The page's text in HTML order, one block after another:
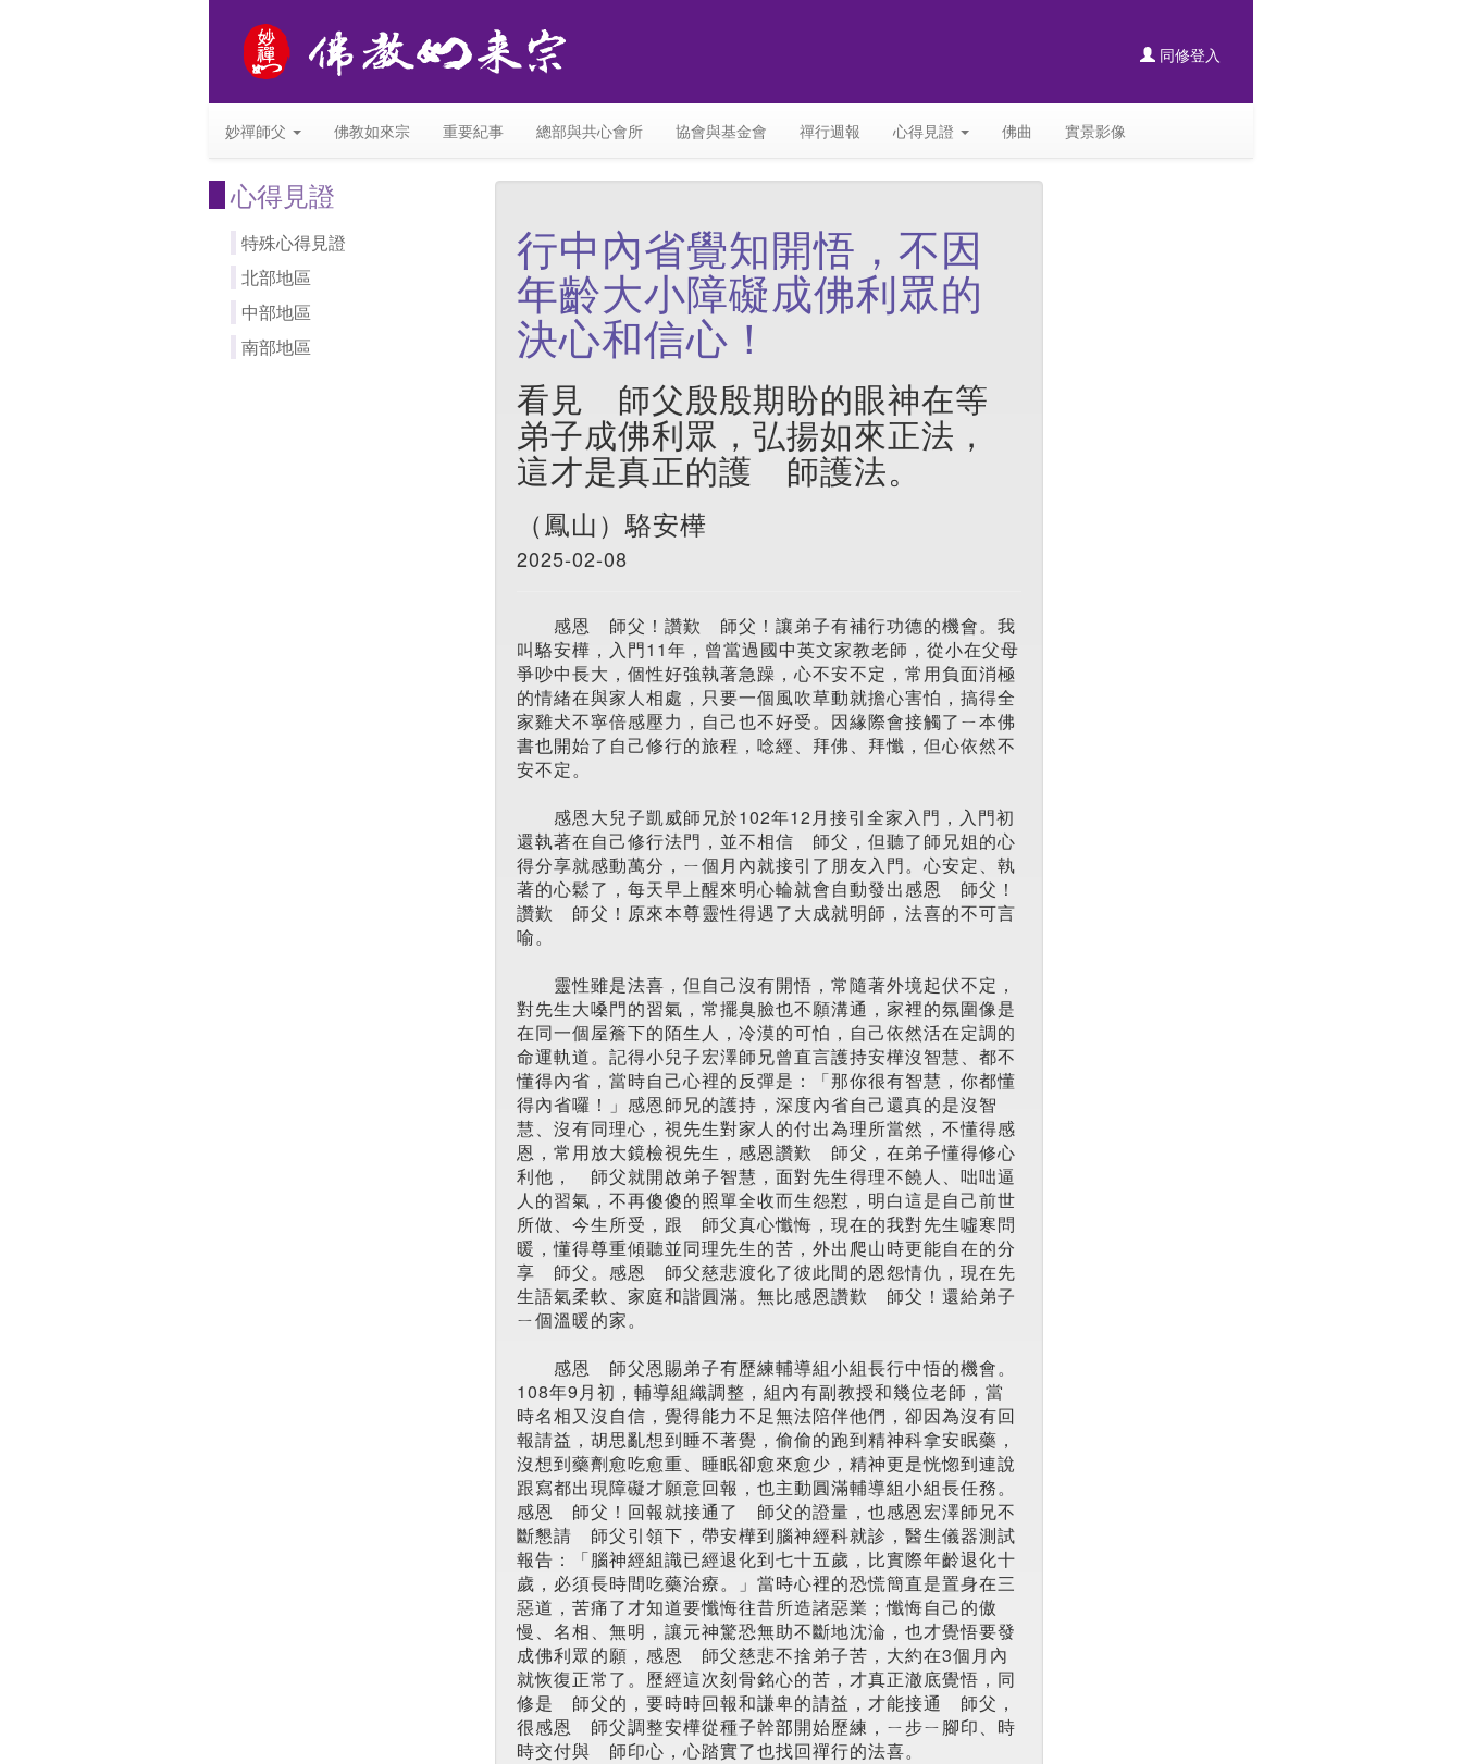
同修登入
妙禪師父 佛教如來宗 重要紀事 總部與共心會所 協會與基金會 禪行週報 心得見證 佛曲 實景影像
心得見證
特殊心得見證
北部地區
中部地區
南部地區
行中內省覺知開悟，不因
年齡大小障礙成佛利眾的
決心和信心！
看見 師父殷殷期盼的眼神在等
弟子成佛利眾，弘揚如來正法，
這才是真正的護 師護法。
（鳳山）駱安樺
2025-02-08
感恩 師父！讚歎 師父！讓弟子有補行功德的機會。我
叫駱安樺，入門11年，曾當過國中英文家教老師，從小在父母
爭吵中長大，個性好強執著急躁，心不安不定，常用負面消極
的情緒在與家人相處，只要一個風吹草動就擔心害怕，搞得全
家雞犬不寧倍感壓力，自己也不好受。因緣際會接觸了ㄧ本佛
書也開始了自己修行的旅程，唸經、拜佛、拜懺，但心依然不
安不定。
感恩大兒子凱威師兄於102年12月接引全家入門，入門初
還執著在自己修行法門，並不相信 師父，但聽了師兄姐的心
得分享就感動萬分，ㄧ個月內就接引了朋友入門。心安定、執
著的心鬆了，每天早上醒來明心輪就會自動發出感恩 師父！
讚歎 師父！原來本尊靈性得遇了大成就明師，法喜的不可言
喻。
靈性雖是法喜，但自己沒有開悟，常隨著外境起伏不定，
對先生大嗓門的習氣，常擺臭臉也不願溝通，家裡的氛圍像是
在同一個屋簷下的陌生人，冷漠的可怕，自己依然活在定調的
命運軌道。記得小兒子宏澤師兄曾直言護持安樺沒智慧、都不
懂得內省，當時自己心裡的反彈是：「那你很有智慧，你都懂
得內省囉！」感恩師兄的護持，深度內省自己還真的是沒智
慧、沒有同理心，視先生對家人的付出為理所當然，不懂得感
恩，常用放大鏡檢視先生，感恩讚歎 師父，在弟子懂得修心
利他， 師父就開啟弟子智慧，面對先生得理不饒人、咄咄逼
人的習氣，不再傻傻的照單全收而生怨懟，明白這是自己前世
所做、今生所受，跟 師父真心懺悔，現在的我對先生噓寒問
暖，懂得尊重傾聽並同理先生的苦，外出爬山時更能自在的分
享 師父。感恩 師父慈悲渡化了彼此間的恩怨情仇，現在先
生語氣柔軟、家庭和諧圓滿。無比感恩讚歎 師父！還給弟子
ㄧ個溫暖的家。
感恩 師父恩賜弟子有歷練輔導組小組長行中悟的機會。
108年9月初，輔導組織調整，組內有副教授和幾位老師，當
時名相又沒自信，覺得能力不足無法陪伴他們，卻因為沒有回
報請益，胡思亂想到睡不著覺，偷偷的跑到精神科拿安眠藥，
沒想到藥劑愈吃愈重、睡眠卻愈來愈少，精神更是恍惚到連說
跟寫都出現障礙才願意回報，也主動圓滿輔導組小組長任務。
感恩 師父！回報就接通了 師父的證量，也感恩宏澤師兄不
斷懇請 師父引領下，帶安樺到腦神經科就診，醫生儀器測試
報告：「腦神經組識已經退化到七十五歲，比實際年齡退化十
歲，必須長時間吃藥治療。」當時心裡的恐慌簡直是置身在三
惡道，苦痛了才知道要懺悔往昔所造諸惡業；懺悔自己的傲
慢、名相、無明，讓元神驚恐無助不斷地沈淪，也才覺悟要發
成佛利眾的願，感恩 師父慈悲不捨弟子苦，大約在3個月內
就恢復正常了。歷經這次刻骨銘心的苦，才真正澈底覺悟，同
修是 師父的，要時時回報和謙卑的請益，才能接通 師父，
很感恩 師父調整安樺從種子幹部開始歷練，ㄧ步ㄧ腳印、時
時交付與 師印心，心踏實了也找回禪行的法喜。